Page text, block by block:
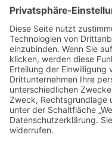
Kategorien
Allgemein
Business
Dienstleistungen
Marketing
Technik